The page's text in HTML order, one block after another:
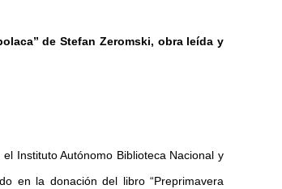
de Stefan Zeromski, obra leída y
Instituto Autónomo Biblioteca Nacional y
en la donación del libro “Preprimavera